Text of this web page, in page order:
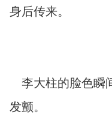
身后传来。
李大柱的脸色瞬
发颤。